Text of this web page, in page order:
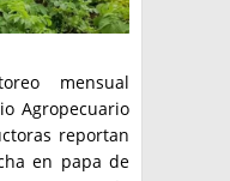
mensual
Agropecuario
reportan
en papa de